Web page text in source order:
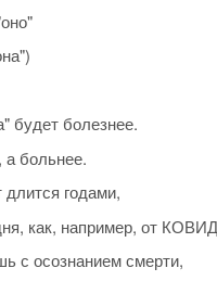
будет болезнее.
а больнее.
годами,
как, например, от
с осознанием смерти,